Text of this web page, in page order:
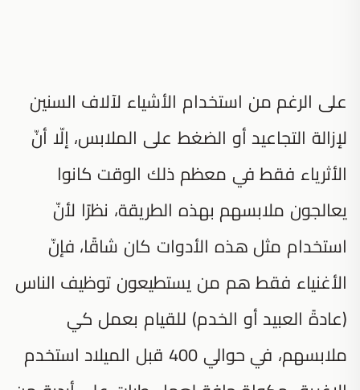
على الرغم من استخدام الأشياء لآلاف السنين
لإزالة التجاعيد أو الضغط على الملابس، إلّا أنّ
الأثرياء فقط في معظم ذلك الوقت كانوا
يعالجون ملابسهم بهذه الطريقة، نظرًا لأنّ
استخدام مثل هذه الأدوات كان شاقًا، فإنّ
الأغنياء فقط هم من يستطيعون توظيف الناس
(عادةً العبيد أو الخدم) للقيام بعمل كي
ملابسهم، في حوالي 400 قبل الميلاد استخدم